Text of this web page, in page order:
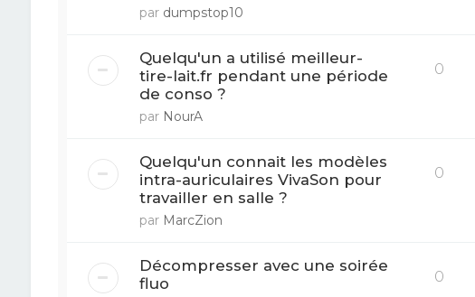
par dumpstop10
Quelqu'un a utilisé meilleur-
tire-lait.fr pendant une période
de conso ?
par NourA
0
Quelqu'un connait les modèles
intra-auriculaires VivaSon pour
travailler en salle ?
par MarcZion
0
Décompresser avec une soirée
fluo
0